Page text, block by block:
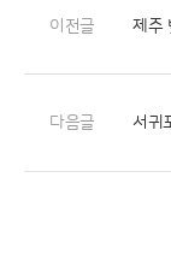
이전글
다음글 서귀